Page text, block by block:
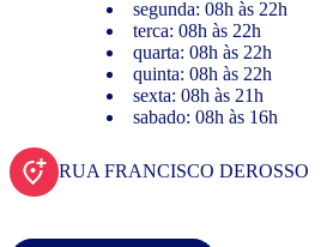
segunda: 08h às 22h
terca: 08h às 22h
quarta: 08h às 22h
quinta: 08h às 22h
sexta: 08h às 21h
sabado: 08h às 16h
RUA FRANCISCO DEROSSO